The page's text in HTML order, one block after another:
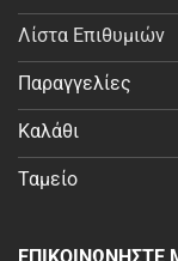
Λίστα Επιθυμιών
Παραγγελίες
Καλάθι
Ταμείο